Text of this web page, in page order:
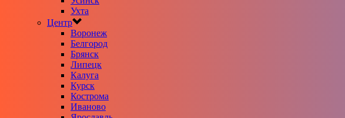
Ухта
Центр
Воронеж
Белгород
Брянск
Липецк
Калуга
Курск
Кострома
Иваново